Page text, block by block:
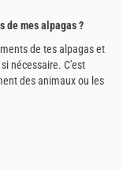
de mes alpagas ?
de tes alpagas et
nécessaire. C'est
des animaux ou les